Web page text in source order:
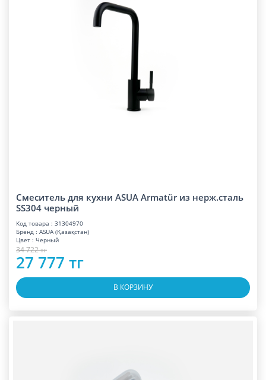
Смеситель для кухни ASUA Armatür из нерж.сталь
SS304 черный
Код товара : 31304970
Бренд : ASUA (Қазақстан)
Цвет : Черный
34 722 тг
27 777 тг
В КОРЗИНУ